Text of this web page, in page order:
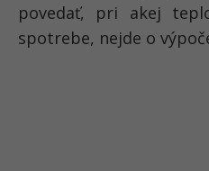
povedať, pri akej
spotrebe, nejde o